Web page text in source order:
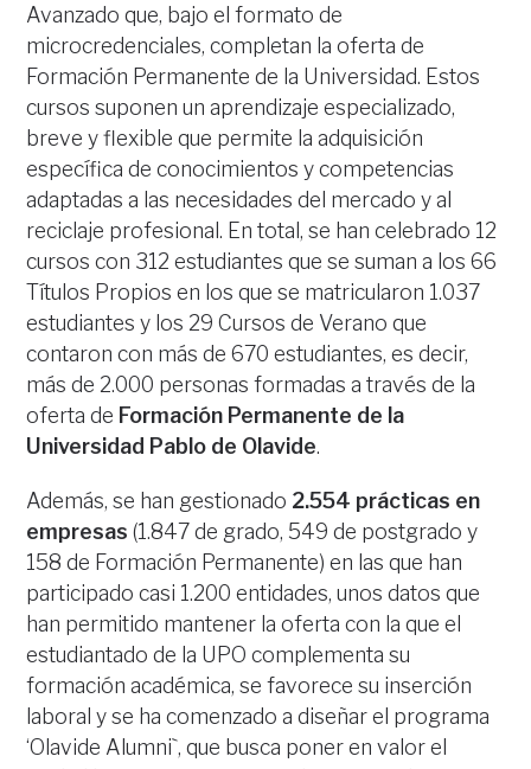
Avanzado que, bajo el formato de
microcredenciales, completan la oferta de
Formación Permanente de la Universidad. Estos
cursos suponen un aprendizaje especializado,
breve y flexible que permite la adquisición
específica de conocimientos y competencias
adaptadas a las necesidades del mercado y al
reciclaje profesional. En total, se han celebrado 12
cursos con 312 estudiantes que se suman a los 66
Títulos Propios en los que se matricularon 1.037
estudiantes y los 29 Cursos de Verano que
contaron con más de 670 estudiantes, es decir,
más de 2.000 personas formadas a través de la
oferta de Formación Permanente de la
Universidad Pablo de Olavide.
Además, se han gestionado 2.554 prácticas en
empresas (1.847 de grado, 549 de postgrado y
158 de Formación Permanente) en las que han
participado casi 1.200 entidades, unos datos que
han permitido mantener la oferta con la que el
estudiantado de la UPO complementa su
formación académica, se favorece su inserción
laboral y se ha comenzado a diseñar el programa
‘Olavide Alumni`, que busca poner en valor el